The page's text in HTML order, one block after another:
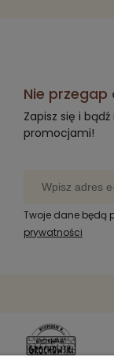
Nie przegap
Zapisz się i
promocjami!
Twoje dane będą
prywatności